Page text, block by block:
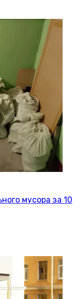
мусора за 10